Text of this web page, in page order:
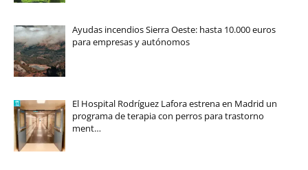
Ayudas incendios Sierra Oeste: hasta 10.000 euros
para empresas y autónomos
El Hospital Rodríguez Lafora estrena en Madrid un
programa de terapia con perros para trastorno
ment…